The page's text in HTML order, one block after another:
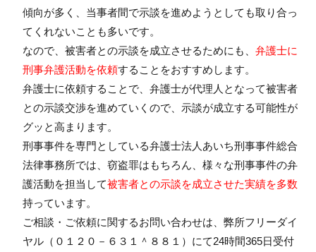
傾向が多く、当事者間で示談を進めようとしても取り合っ
てくれないことも多いです。
なので、被害者との示談を成立させるためにも、 弁護士に
刑事弁護活動を依頼することをおすすめします。
弁護士に依頼することで、弁護士が代理人となって被害者
との示談交渉を進めていくので、示談が成立する可能性が
グッと高まります。
刑事事件を専門としている弁護士法人あいち刑事事件総合
法律事務所では、窃盗罪はもちろん、様々な刑事事件の弁
護活動を担当して被害者との示談を成立させた実績を多数
持っています。
ご相談・ご依頼に関するお問い合わせは、弊所フリーダイ
ヤル（０１２０－６３１＾８８１）にて24時間365日受付